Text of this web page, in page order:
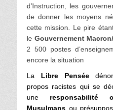
d’Instruction, les
de donner les moyens
cette mission. Le pire
le Gouvernement
2 500 postes
encore la situation
La Libre Pensée
propos racistes qui se
une responsabilité
Musulmans ou